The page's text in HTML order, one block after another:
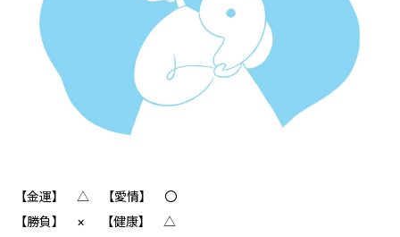
【金運】 △ 【愛情】 〇
【勝負】 × 【健康】 △